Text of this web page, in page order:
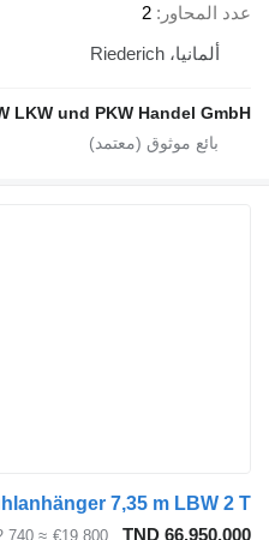
عدد المحاور
2
ألمانيا، Riederich
LKW und PKW Handel GmbH
TND 66,950.000
€19,800
≈ $22,740